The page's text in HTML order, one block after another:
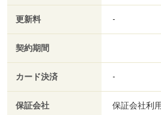
更新料 -
契約期間
カード決済 -
保証会社
保証会社利